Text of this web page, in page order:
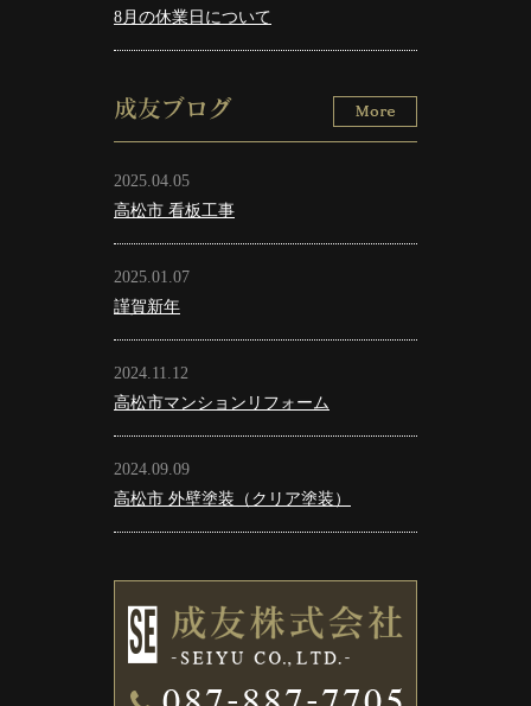
8月の休業日について
成友ブログ
2025.04.05
高松市 看板工事
2025.01.07
謹賀新年
2024.11.12
高松市マンションリフォーム
2024.09.09
高松市 外壁塗装（クリア塗装）